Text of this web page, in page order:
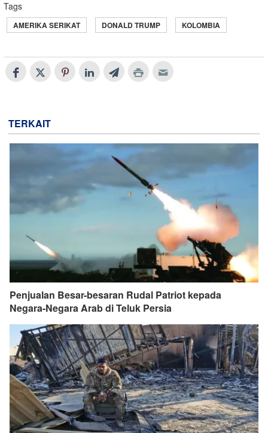
Tags
AMERIKA SERIKAT DONALD TRUMP KOLOMBIA
TERKAIT
Penjualan Besar-besaran Rudal Patriot kepada
Negara-Negara Arab di Teluk Persia